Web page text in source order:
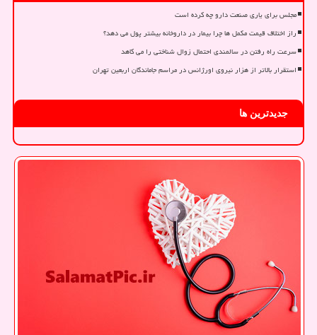
مجلس برای یاری صنعت دارو چه کرده است
راز اختلاف قیمت مکمل ها چرا بیمار در داروخانه بیشتر پول می دهد؟
سرعت راه رفتن در سالمندی احتمال زوال شناختی را می کاهد
استقرار بالاتر از هزار نیروی اورژانس در مراسم جاماندگان اربعین تهران
جدیدترین ها